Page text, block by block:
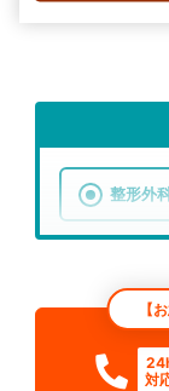
整形外
【
対